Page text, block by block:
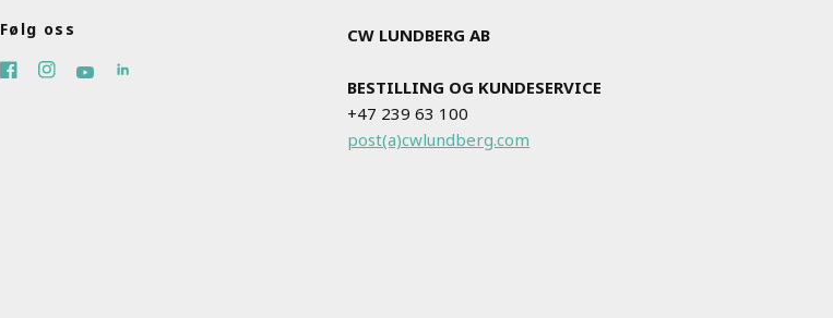
Følg oss CW LUNDBERG AB
BESTILLING OG KUNDESERVICE
+47 239 63 100
post(a)cwlundberg.com